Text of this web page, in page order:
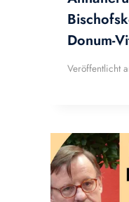
Donum-
Veröffentlicht